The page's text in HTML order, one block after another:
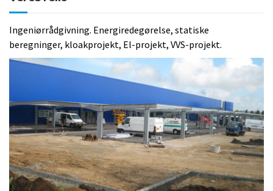
Ingeniørrådgivning. Energiredegørelse, statiske
beregninger, kloakprojekt, El-projekt, VVS-projekt.